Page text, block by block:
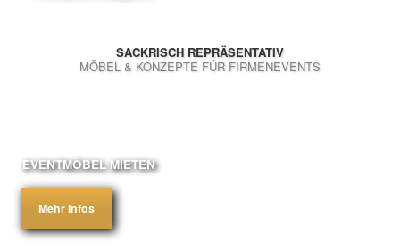
SACKRISCH REPRÄSENTATIV
MÖBEL & KONZEPTE FÜR FIRMENEVENTS
EVENTMÖBEL MIETEN
Mehr Infos